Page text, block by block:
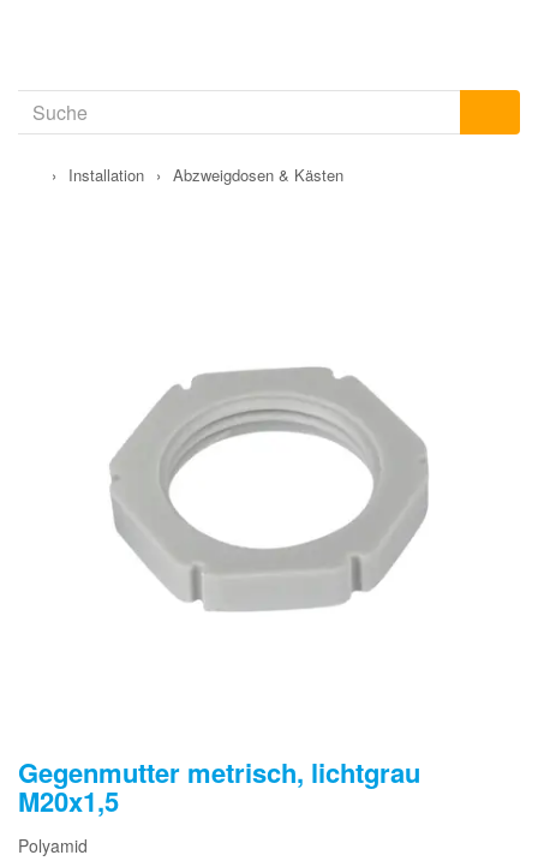
› Installation › Abzweigdosen & Kästen
Gegenmutter metrisch, lichtgrau
M20x1,5
Polyamid